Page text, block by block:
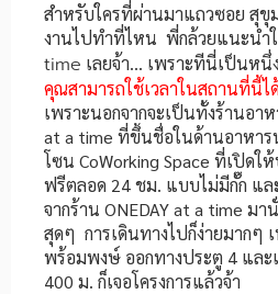
สำหรับใครที่ผ่านมาแถวซอย สุขุ
งานไปทำที่ไหน พี่กล้วยแนะนำ
time เลยจ้า… เพราะทีนี่เป็นหนึ่
คุณสามารถใช้เวลาในสถานที่นี้ไ
เพราะนอกจากจะเป็นทั้งร้านอา
at a time ที่ขึ้นชื่อในด้านอาหา
โซน CoWorking Space ที่เปิดใ
ฟรีตลอด 24 ชม. แบบไม่มีกั๊ก แล
จากร้าน ONEDAY at a time ม
สุดๆ การเดินทางไปก็ง่ายมากๆ
พร้อมพงษ์ ออกทางประตู 4 และ
400 ม. ก็เจอโครงการแล้วจ้า